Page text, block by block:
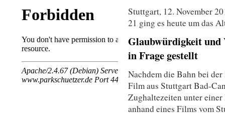
Stuttgart, 12. November
21 ging es heute um das
Glaubwürdigkeit
in Frage gestellt
Nachdem die Bahn bei
Film aus Stuttgart Bad-
Zughaltezeiten unter
anhand eines Films vom